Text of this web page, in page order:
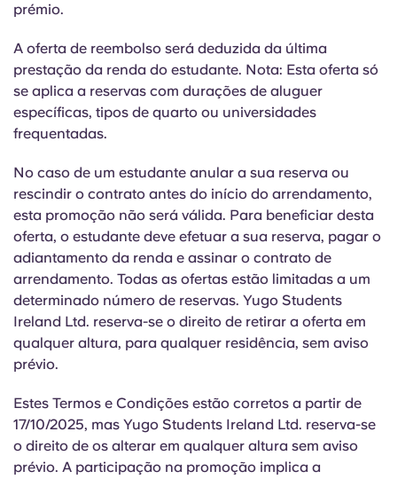
prémio.
A oferta de reembolso será deduzida da última
prestação da renda do estudante. Nota: Esta oferta só
se aplica a reservas com durações de aluguer
específicas, tipos de quarto ou universidades
frequentadas.
No caso de um estudante anular a sua reserva ou
rescindir o contrato antes do início do arrendamento,
esta promoção não será válida. Para beneficiar desta
oferta, o estudante deve efetuar a sua reserva, pagar o
adiantamento da renda e assinar o contrato de
arrendamento. Todas as ofertas estão limitadas a um
determinado número de reservas. Yugo Students
Ireland Ltd. reserva-se o direito de retirar a oferta em
qualquer altura, para qualquer residência, sem aviso
prévio.
Estes Termos e Condições estão corretos a partir de
17/10/2025, mas Yugo Students Ireland Ltd. reserva-se
o direito de os alterar em qualquer altura sem aviso
prévio. A participação na promoção implica a